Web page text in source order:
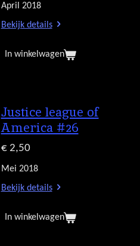
April 2018
Bekijk details
In winkelwagen
Justice league of
America #26
€ 2,50
Mei 2018
Bekijk details
In winkelwagen